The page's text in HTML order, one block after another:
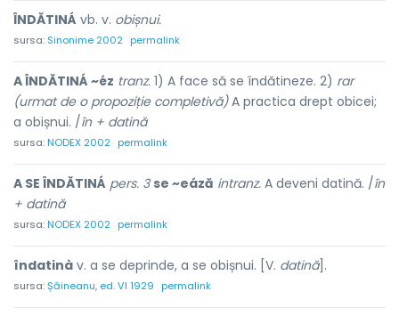
ÎNDĂTINÁ vb. v. obișnui.
sursa: Sinonime 2002 permalink
A ÎNDĂTINÁ ~éz tranz. 1) A face să se îndătineze. 2) rar
(urmat de o propoziție completivă)A practica drept obicei;
a obișnui. /în + datină
sursa:NODEX 2002 permalink
A SE ÎNDĂTINÁ pers. 3 se ~eáză intranz. A deveni datină. /în
+ datină
sursa:NODEX 2002 permalink
îndatinà v. a se deprinde, a se obișnui. [V. datină].
sursa:Șăineanu, ed. VI 1929 permalink